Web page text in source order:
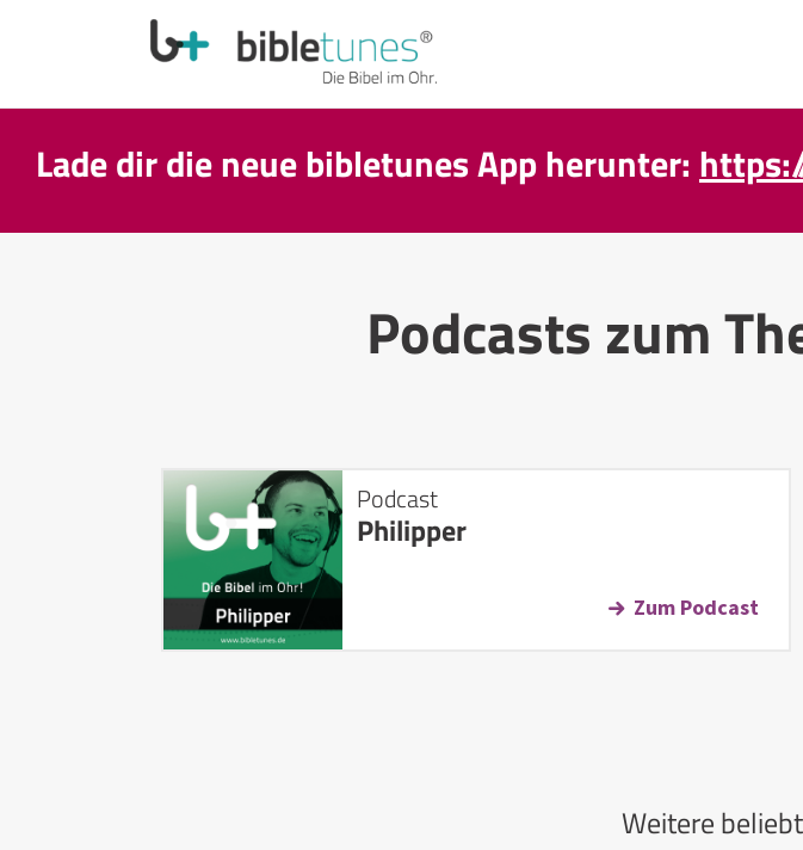
Lade dir die neue bibletunes App herunter:
Podcasts zum
Podcast
Philipper
Zum Podcast
Weitere